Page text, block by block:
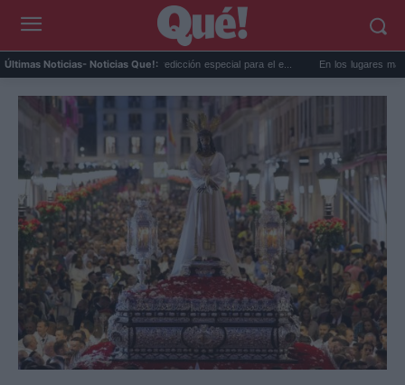
Últimas Noticias- Noticias Que!:
La AEMET prepara una predicción especial para el e... En los lugares más